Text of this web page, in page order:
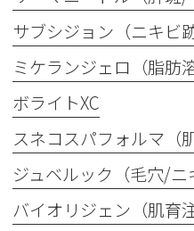
サブシジョン（ニキビ跡
ミケランジェロ（脂肪
ボライトXC
スネコスパフォルマ（
ジュベルック（毛穴/ニ
バイオリジェン（肌育